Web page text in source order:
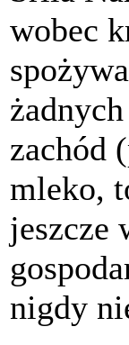
wobec
zachód
mleko,
jeszcze
nigdy